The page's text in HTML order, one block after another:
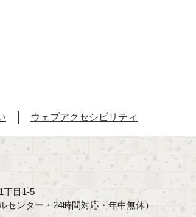
ウェブアクセシビリティ
目1-5
センター・24時間対応・年中無休）